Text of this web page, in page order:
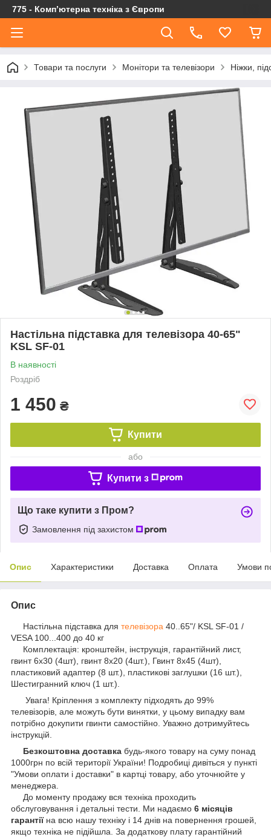
775 - Компʼютерна техніка з Європи
Товари та послуги Монітори та телевізори Ніжки,
Настільна підставка для телевізора 40-65"
KSL SF-01
В наявності
Роздріб
1 450 ₴
Купити
або
Купити з
Що таке купити з Пром?
Замовлення під захистом
Опис Характеристики Доставка Оплата Умови
Опис
Настільна підставка для телевізора 40..65"/ KSL SF-01 /
VESA 100...400 до 40 кг
Комплектація: кронштейн, інструкція, гарантійний лист,
гвинт 6х30 (4шт), гвинт 8х20 (4шт.), Гвинт 8х45 (4шт),
пластиковий адаптер (8 шт.), пластикові заглушки (16 шт.),
Шестигранний ключ (1 шт.).
Увага! Кріплення з комплекту підходять до 99%
телевізорів, але можуть бути винятки, у цьому випадку вам
потрібно докупити гвинти самостійно. Уважно дотримуйтесь
інструкцій.
Безкоштовна доставка будь-якого товару на суму понад
1000грн по всій території України! Подробиці дивіться у пункті
"Умови оплати і доставки" в картці товару, або уточнюйте у
менеджера.
До моменту продажу вся техніка проходить
обслуговування і детальні тести. Ми надаємо 6 місяців
гарантіїна всю нашу техніку і 14 днів на повернення грошей,
якщо техніка не підійшла. За додаткову плату гарантійний